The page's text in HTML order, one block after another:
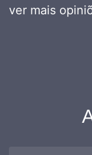
ver mais